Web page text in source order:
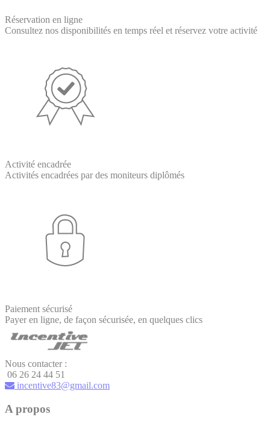
Réservation en ligne
Consultez nos disponibilités en temps réel et réservez votre activité
Activité encadrée
Activités encadrées par des moniteurs diplômés
Paiement sécurisé
Payer en ligne, de façon sécurisée, en quelques clics
Nous contacter :
06 26 24 44 51
incentive83@gmail.com
A propos